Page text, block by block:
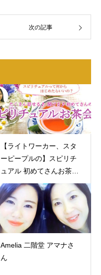
次の記事
【ライトワーカー、スタ
ーピープルの】スピリチ
ュアル 初めてさんお茶会|
大阪 東京 オンライン講座
Amelia 二階堂 アマナさ
ん